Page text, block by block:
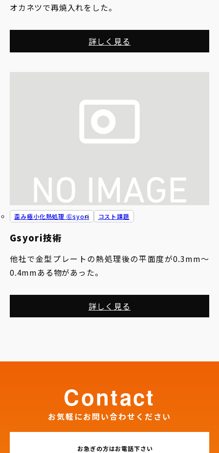
オカネツで再焼入れをした。
詳しく見る
Gsyori技術
歪み極小化熱処理 Ⓖsyori コスト課題
他社で金型プレートの熱処理後の平面度が0.3mm〜
0.4mmある物があった。
詳しく見る
お気軽にお問い合わせください
contact
お急ぎの方はお電話下さい